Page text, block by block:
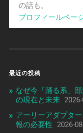
の話も。
プロフィールペー
最近の投稿
なぜ今「踊る系」
の現在と未来
アーリーアダプタ
報の必要性
2026-